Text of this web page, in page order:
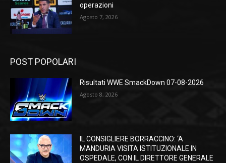
operazioni
Agosto 7, 2026
POST POPOLARI
Risultati WWE SmackDown 07-08-2026
Agosto 8, 2026
IL CONSIGLIERE BORRACCINO: ‘A
MANDURIA VISITA ISTITUZIONALE IN
OSPEDALE, CON IL DIRETTORE GENERALE